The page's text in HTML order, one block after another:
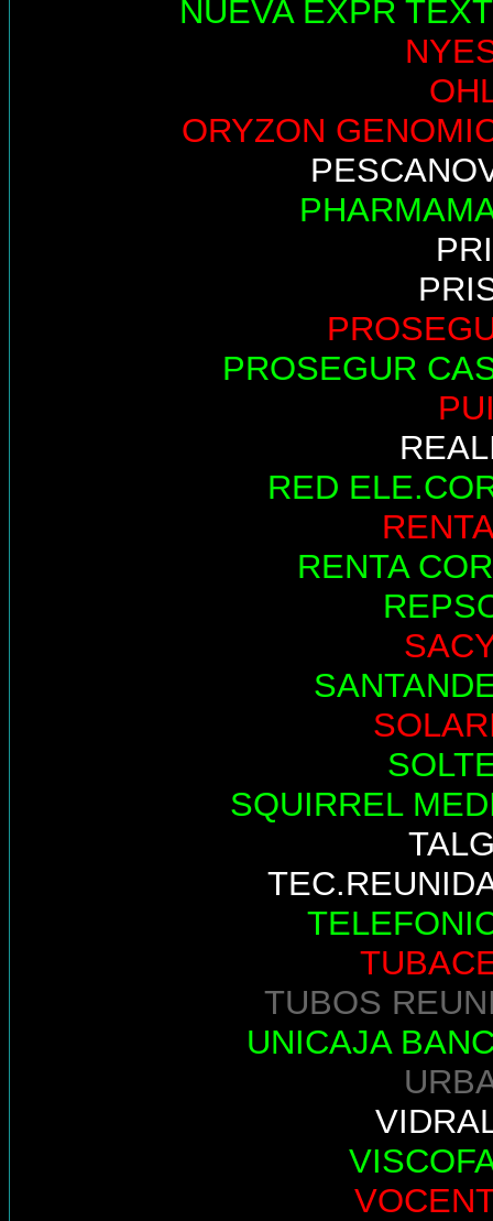
NUEVA EXPR
ORYZON
PROSEGUR
RED
RENTA
SQUIRREL
TUBOS
UNICAJA